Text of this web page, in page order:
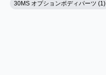
30MS オプションボディパーツ (1)